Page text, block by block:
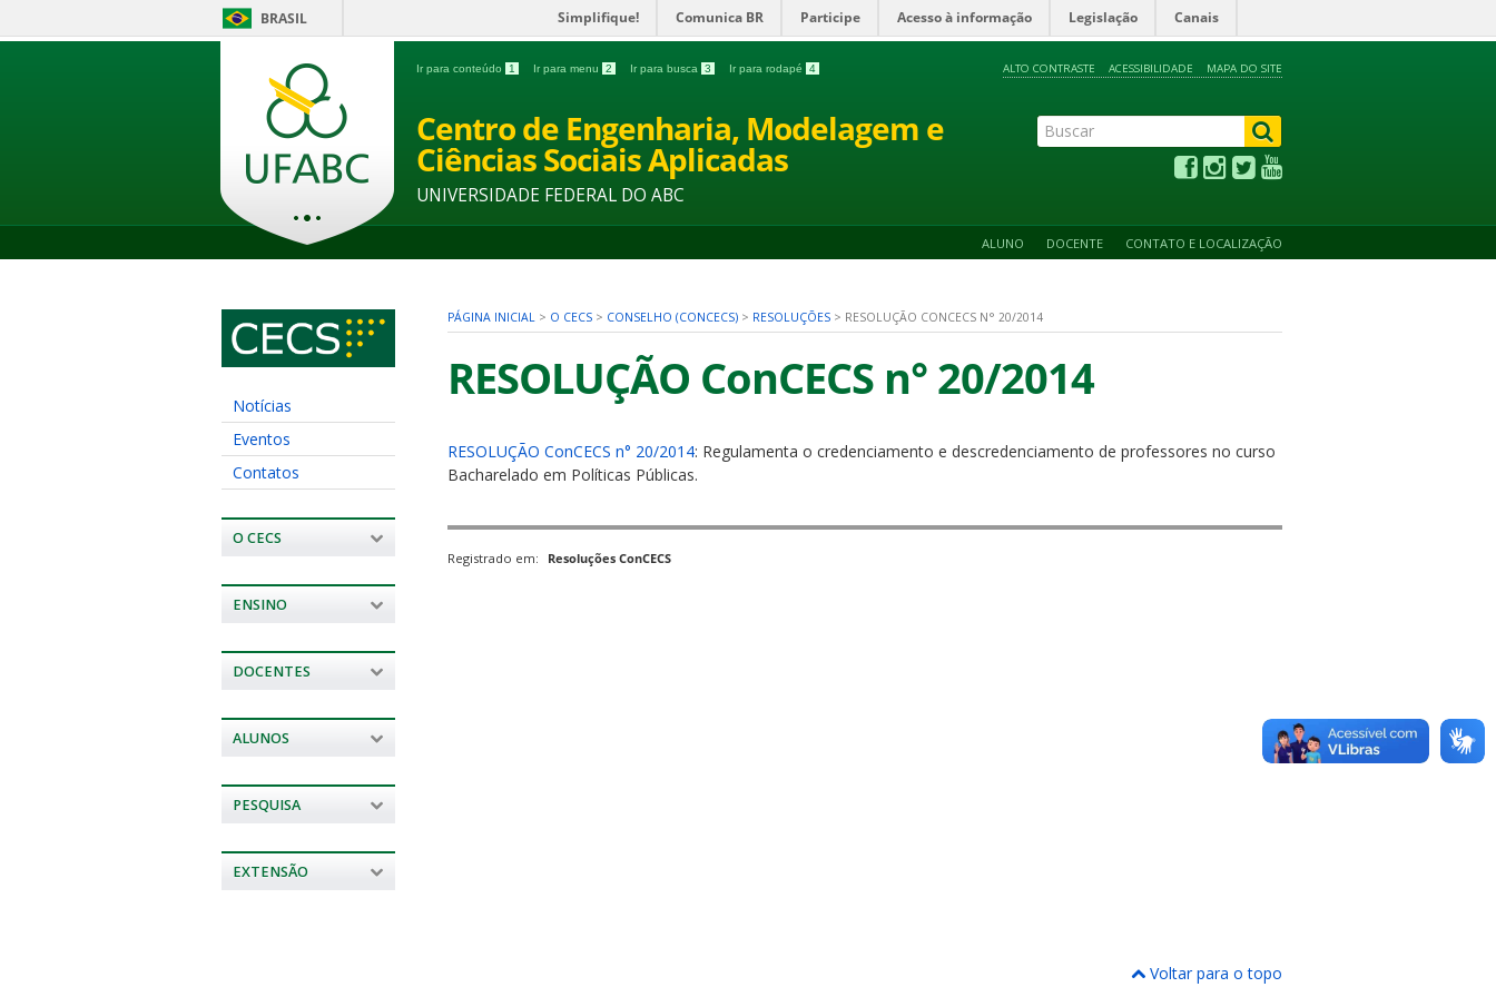
BRASIL Simplifique! Comunica BR Participe Acesso à informação Legislação Canais
Ir para conteúdo 1 Ir para menu 2 Ir para busca 3 Ir para rodapé 4 ALTO CONTRASTE ACESSIBILIDADE MAPA DO SITE
Centro de Engenharia, Modelagem e
Ciências Sociais Aplicadas
UNIVERSIDADE FEDERAL DO ABC
ALUNO DOCENTE CONTATO E LOCALIZAÇÃO
Notícias
Eventos
Contatos
O CECS
ENSINO
DOCENTES
ALUNOS
PESQUISA
EXTENSÃO
PÁGINA INICIAL > O CECS > CONSELHO (CONCECS) > RESOLUÇÕES > RESOLUÇÃO CONCECS N° 20/2014
RESOLUÇÃO ConCECS n° 20/2014
RESOLUÇÃO ConCECS n° 20/2014: Regulamenta o credenciamento e descredenciamento de professores no curso
Bacharelado em Políticas Públicas.
Registrado em: Resoluções ConCECS
Voltar para o topo